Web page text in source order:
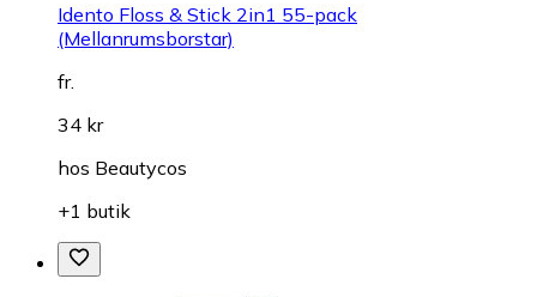
Idento Floss & Stick 2in1 55-pack
(Mellanrumsborstar)
fr.
34 kr
hos Beautycos
+1 butik